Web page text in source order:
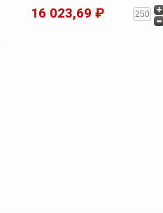
16 023,69 ₽